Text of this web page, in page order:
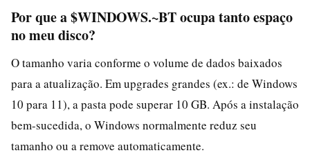
Por que a $WINDOWS.~BT ocupa tanto espaço
no meu disco?
O tamanho varia conforme o volume de dados baixados
para a atualização. Em upgrades grandes (ex.: de Windows
10 para 11), a pasta pode superar 10 GB. Após a instalação
bem-sucedida, o Windows normalmente reduz seu
tamanho ou a remove automaticamente.